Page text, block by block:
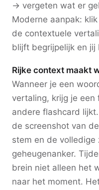
→ vergeten wat er
Moderne aanpak:
de contextuele
blijft begrijpelijk en
Rijke context maakt
Wanneer je een
vertaling, krijg je een
andere flashcard
de screenshot van
stem en de
geheugenanker.
brein niet alleen het
naar het moment.